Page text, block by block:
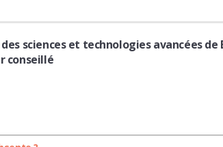
sciences et technologies avancées de
conseillé